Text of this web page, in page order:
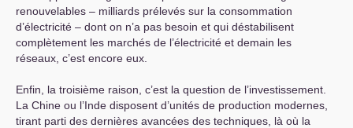
renouvelables – milliards prélevés sur la consommation
d’électricité – dont on n’a pas besoin et qui déstabilisent
complètement les marchés de l’électricité et demain les
réseaux, c’est encore eux.
Enfin, la troisième raison, c’est la question de l’investissement.
La Chine ou l’Inde disposent d’unités de production modernes,
tirant parti des dernières avancées des techniques, là où la